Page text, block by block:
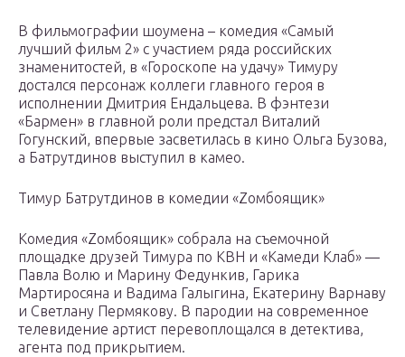
В фильмографии шоумена – комедия «Самый
лучший фильм 2» с участием ряда российских
знаменитостей, в «Гороскопе на удачу» Тимуру
достался персонаж коллеги главного героя в
исполнении Дмитрия Ендальцева. В фэнтези
«Бармен» в главной роли предстал Виталий
Гогунский, впервые засветилась в кино Ольга Бузова,
а Батрутдинов выступил в камео.
Тимур Батрутдинов в комедии «Zомбоящик»
Комедия «Zомбоящик» собрала на съемочной
площадке друзей Тимура по КВН и «Камеди Клаб» —
Павла Волю и Марину Федункив, Гарика
Мартиросяна и Вадима Галыгина, Екатерину Варнаву
и Светлану Пермякову. В пародии на современное
телевидение артист перевоплощался в детектива,
агента под прикрытием.